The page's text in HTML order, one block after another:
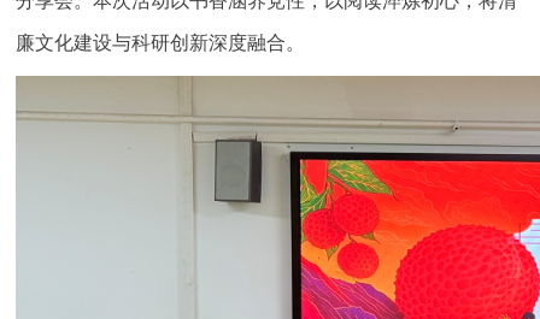
廉文化建设与科研创新深度融合。